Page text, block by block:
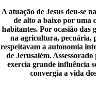
A atuação de Jesus deu-se
de alto a baixo por uma
habitantes. Por ocasião das
na agricultura, pecuária,
respeitavam a autonomia
de Jerusalém.
exercia grande influência
convergia a vida